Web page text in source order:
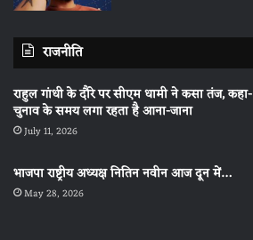
राजनीति
राहुल गांधी के दौरे पर सीएम धामी ने कसा तंज, कहा-
चुनाव के समय लगा रहता है आना-जाना
July 11, 2026
भाजपा राष्ट्रीय अध्यक्ष नितिन नवीन आज दून में…
May 28, 2026